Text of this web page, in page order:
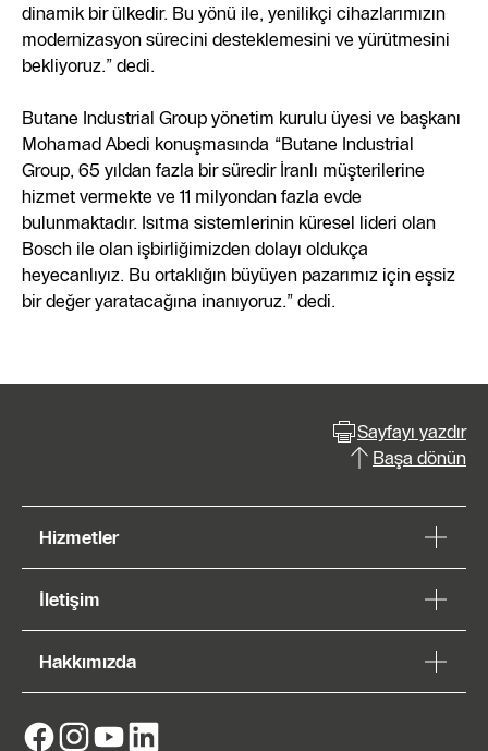
dinamik bir ülkedir. Bu yönü ile, yenilikçi cihazlarımızın
modernizasyon sürecini desteklemesini ve yürütmesini
bekliyoruz.” dedi.
Butane Industrial Group yönetim kurulu üyesi ve başkanı
Mohamad Abedi konuşmasında “Butane Industrial
Group, 65 yıldan fazla bir süredir İranlı müşterilerine
hizmet vermekte ve 11 milyondan fazla evde
bulunmaktadır. Isıtma sistemlerinin küresel lideri olan
Bosch ile olan işbirliğimizden dolayı oldukça
heyecanlıyız. Bu ortaklığın büyüyen pazarımız için eşsiz
bir değer yaratacağına inanıyoruz.” dedi.
Sayfayı yazdır
Başa dönün
Hizmetler
İletişim
Hakkımızda